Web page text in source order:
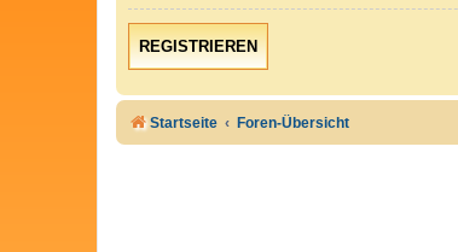
REGISTRIEREN
Startseite Foren-Übersicht